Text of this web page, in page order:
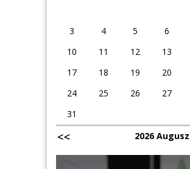
3
4 5 6
10
11 12 13
17
18 19 20
24
25 26 27
31
2026